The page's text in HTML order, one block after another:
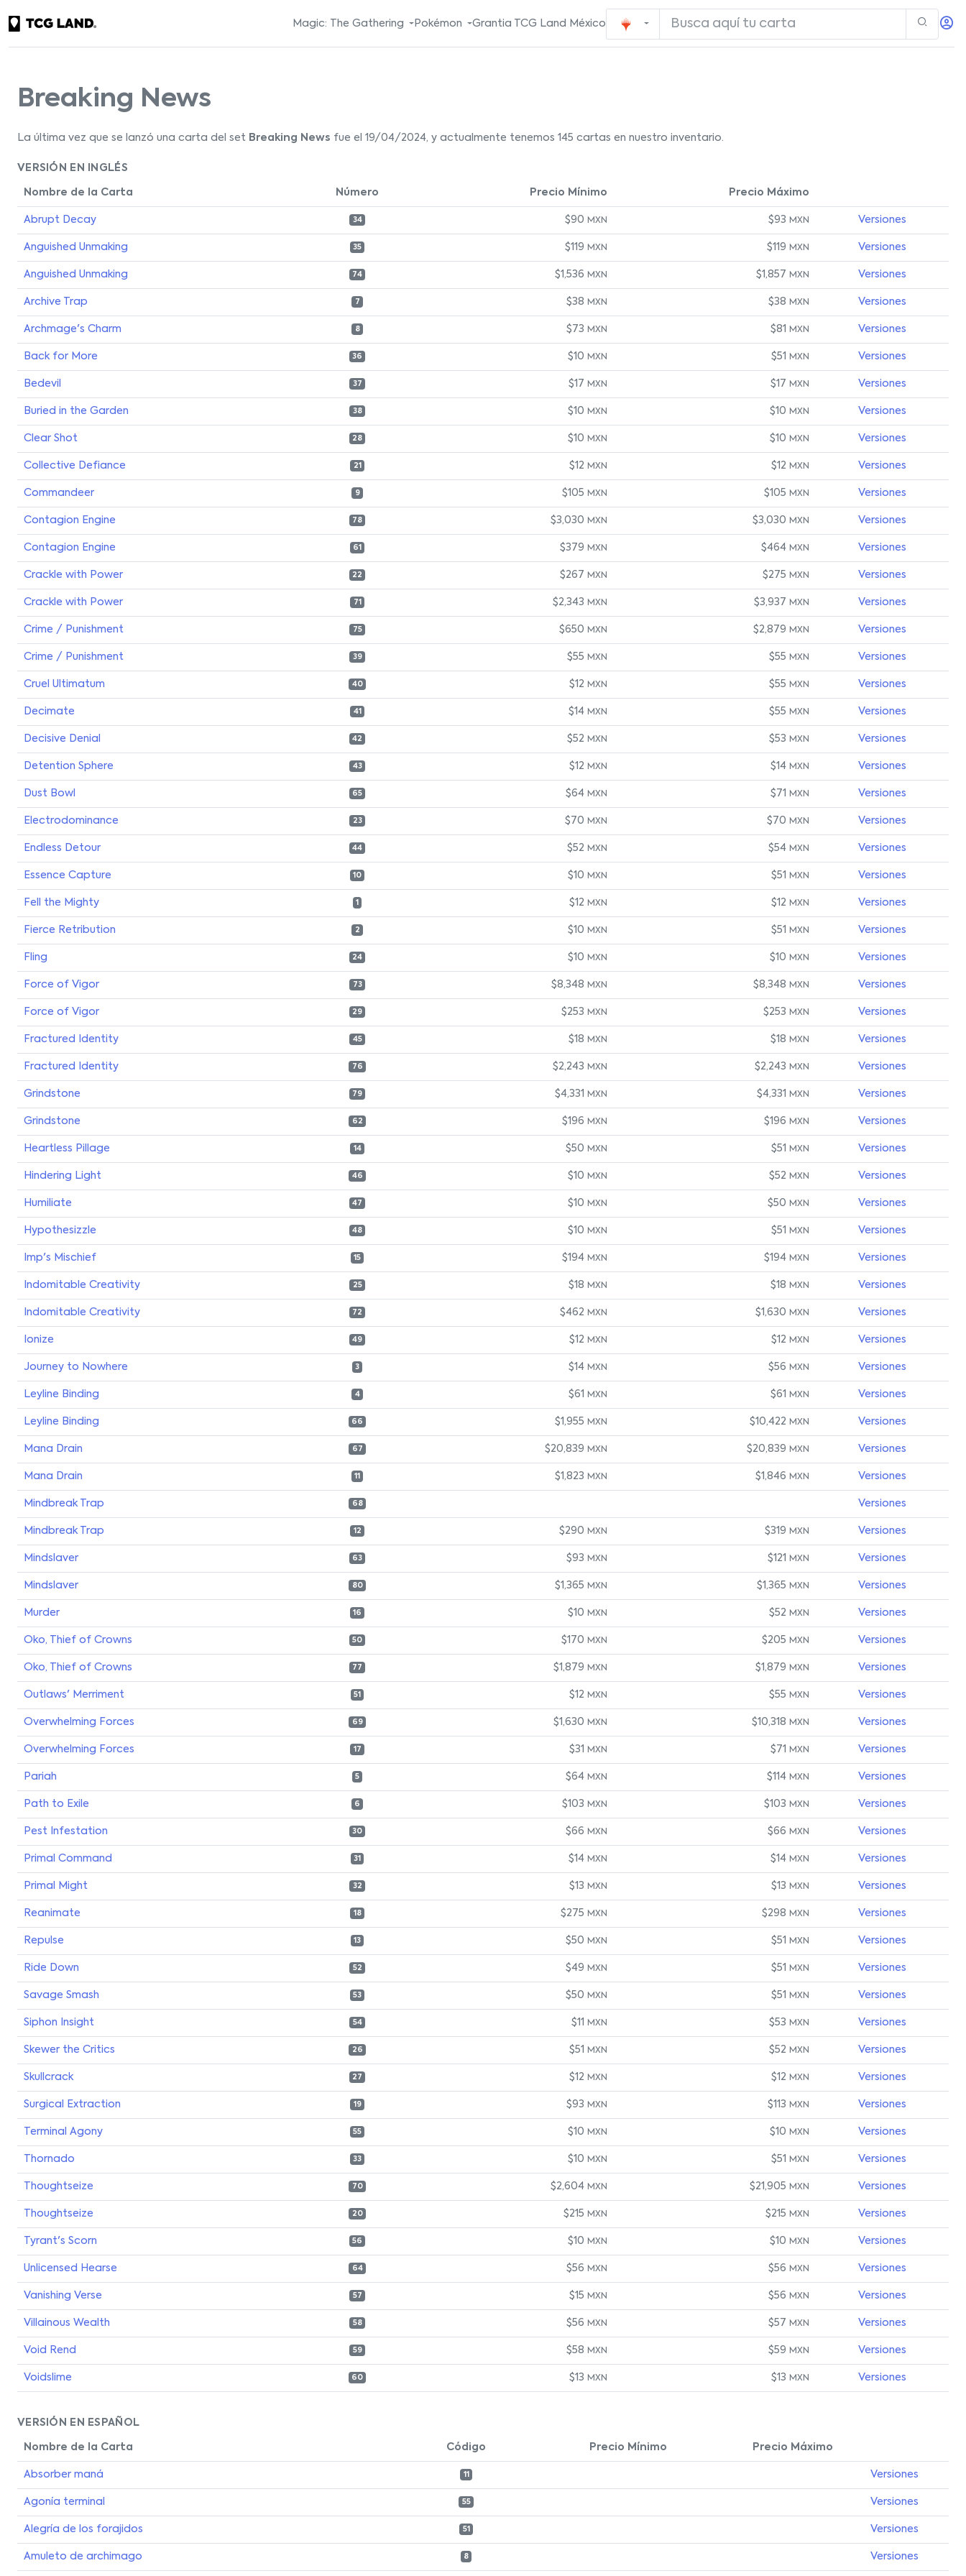
Magic: The Gathering Pokémon Grantia TCG Land México
Breaking News
La última vez que se lanzó una carta del set Breaking News fue el 19/04/2024, y actualmente tenemos 145 cartas en nuestro inventario.
VERSIÓN EN INGLÉS
Nombre de la Carta Número Precio Mínimo Precio Máximo
Abrupt Decay 34 $90 MXN $93 MXN Versiones
Anguished Unmaking 35 $119 MXN $119 MXN Versiones
Anguished Unmaking 74 $1,536 MXN $1,857 MXN Versiones
Archive Trap 7 $38 MXN $38 MXN Versiones
Archmage's Charm 8 $73 MXN $81 MXN Versiones
Back for More 36 $10 MXN $51 MXN Versiones
Bedevil 37 $17 MXN $17 MXN Versiones
Buried in the Garden 38 $10 MXN $10 MXN Versiones
Clear Shot 28 $10 MXN $10 MXN Versiones
Collective Defiance 21 $12 MXN $12 MXN Versiones
Commandeer 9 $105 MXN $105 MXN Versiones
Contagion Engine 78 $3,030 MXN $3,030 MXN Versiones
Contagion Engine 61 $379 MXN $464 MXN Versiones
Crackle with Power 22 $267 MXN $275 MXN Versiones
Crackle with Power 71 $2,343 MXN $3,937 MXN Versiones
Crime / Punishment 75 $650 MXN $2,879 MXN Versiones
Crime / Punishment 39 $55 MXN $55 MXN Versiones
Cruel Ultimatum 40 $12 MXN $55 MXN Versiones
Decimate 41 $14 MXN $55 MXN Versiones
Decisive Denial 42 $52 MXN $53 MXN Versiones
Detention Sphere 43 $12 MXN $14 MXN Versiones
Dust Bowl 65 $64 MXN $71 MXN Versiones
Electrodominance 23 $70 MXN $70 MXN Versiones
Endless Detour 44 $52 MXN $54 MXN Versiones
Essence Capture 10 $10 MXN $51 MXN Versiones
Fell the Mighty 1 $12 MXN $12 MXN Versiones
Fierce Retribution 2 $10 MXN $51 MXN Versiones
Fling 24 $10 MXN $10 MXN Versiones
Force of Vigor 73 $8,348 MXN $8,348 MXN Versiones
Force of Vigor 29 $253 MXN $253 MXN Versiones
Fractured Identity 45 $18 MXN $18 MXN Versiones
Fractured Identity 76 $2,243 MXN $2,243 MXN Versiones
Grindstone 79 $4,331 MXN $4,331 MXN Versiones
Grindstone 62 $196 MXN $196 MXN Versiones
Heartless Pillage 14 $50 MXN $51 MXN Versiones
Hindering Light 46 $10 MXN $52 MXN Versiones
Humiliate 47 $10 MXN $50 MXN Versiones
Hypothesizzle 48 $10 MXN $51 MXN Versiones
Imp's Mischief 15 $194 MXN $194 MXN Versiones
Indomitable Creativity 25 $18 MXN $18 MXN Versiones
Indomitable Creativity 72 $462 MXN $1,630 MXN Versiones
Ionize 49 $12 MXN $12 MXN Versiones
Journey to Nowhere 3 $14 MXN $56 MXN Versiones
Leyline Binding 4 $61 MXN $61 MXN Versiones
Leyline Binding 66 $1,955 MXN $10,422 MXN Versiones
Mana Drain 67 $20,839 MXN $20,839 MXN Versiones
Mana Drain 11 $1,823 MXN $1,846 MXN Versiones
Mindbreak Trap 68 Versiones
Mindbreak Trap 12 $290 MXN $319 MXN Versiones
Mindslaver 63 $93 MXN $121 MXN Versiones
Mindslaver 80 $1,365 MXN $1,365 MXN Versiones
Murder 16 $10 MXN $52 MXN Versiones
Oko, Thief of Crowns 50 $170 MXN $205 MXN Versiones
Oko, Thief of Crowns 77 $1,879 MXN $1,879 MXN Versiones
Outlaws' Merriment 51 $12 MXN $55 MXN Versiones
Overwhelming Forces 69 $1,630 MXN $10,318 MXN Versiones
Overwhelming Forces 17 $31 MXN $71 MXN Versiones
Pariah 5 $64 MXN $114 MXN Versiones
Path to Exile 6 $103 MXN $103 MXN Versiones
Pest Infestation 30 $66 MXN $66 MXN Versiones
Primal Command 31 $14 MXN $14 MXN Versiones
Primal Might 32 $13 MXN $13 MXN Versiones
Reanimate 18 $275 MXN $298 MXN Versiones
Repulse 13 $50 MXN $51 MXN Versiones
Ride Down 52 $49 MXN $51 MXN Versiones
Savage Smash 53 $50 MXN $51 MXN Versiones
Siphon Insight 54 $11 MXN $53 MXN Versiones
Skewer the Critics 26 $51 MXN $52 MXN Versiones
Skullcrack 27 $12 MXN $12 MXN Versiones
Surgical Extraction 19 $93 MXN $113 MXN Versiones
Terminal Agony 55 $10 MXN $10 MXN Versiones
Thornado 33 $10 MXN $51 MXN Versiones
Thoughtseize 70 $2,604 MXN $21,905 MXN Versiones
Thoughtseize 20 $215 MXN $215 MXN Versiones
Tyrant's Scorn 56 $10 MXN $10 MXN Versiones
Unlicensed Hearse 64 $56 MXN $56 MXN Versiones
Vanishing Verse 57 $15 MXN $56 MXN Versiones
Villainous Wealth 58 $56 MXN $57 MXN Versiones
Void Rend 59 $58 MXN $59 MXN Versiones
Voidslime 60 $13 MXN $13 MXN Versiones
VERSIÓN EN ESPAÑOL
Nombre de la Carta Código Precio Mínimo Precio Máximo
Absorber maná 11 Versiones
Agonía terminal 55 Versiones
Alegría de los forajidos 51 Versiones
Amuleto de archimago 8 Versiones